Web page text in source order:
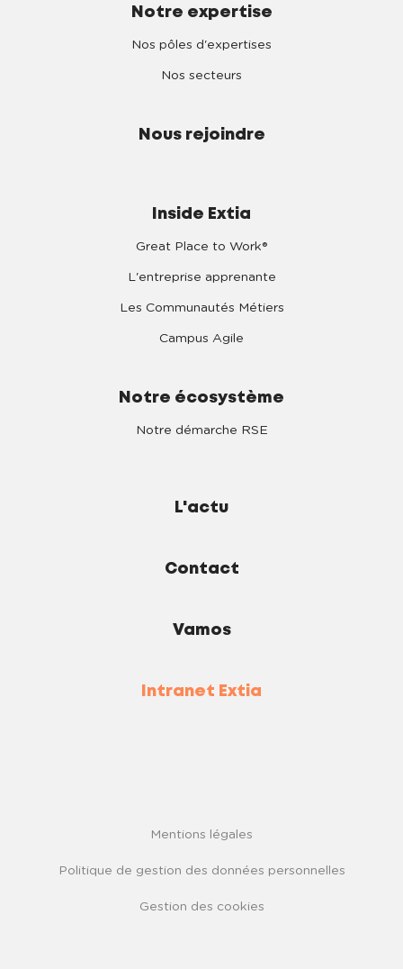
Notre expertise
Nos pôles d'expertises
Nos secteurs
Nous rejoindre
Inside Extia
Great Place to Work®
L'entreprise apprenante
Les Communautés Métiers
Campus Agile
Notre écosystème
Notre démarche RSE
L'actu
Contact
Vamos
Intranet Extia
Mentions légales
Politique de gestion des données personnelles
Gestion des cookies